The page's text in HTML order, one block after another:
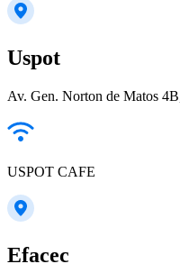
Uspot
Av. Gen. Norton de Matos
USPOT CAFE
Efacec